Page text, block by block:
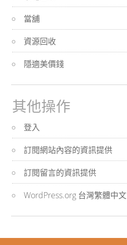
當舖
資源回收
隱適美價錢
其他操作
登入
訂閱網站內容的資訊提供
訂閱留言的資訊提供
WordPress.org 台灣繁體中文